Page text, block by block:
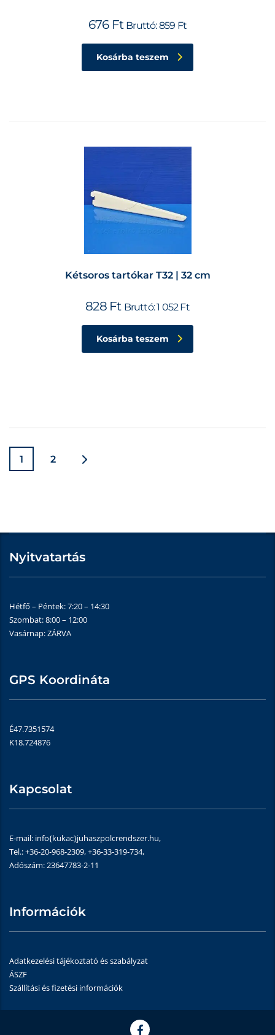
676 Ft Bruttó:859 Ft
Kosárba teszem
Kétsoros tartókar T32 | 32 cm
828 Ft Bruttó:1 052 Ft
Kosárba teszem
1 2
Nyitvatartás
Hétfő – Péntek: 7:20 – 14:30
Szombat: 8:00 – 12:00
Vasárnap: ZÁRVA
GPS Koordináta
É47.7351574
K18.724876
Kapcsolat
E-mail: info{kukac}juhaszpolcrendszer.hu,
Tel.: +36-20-968-2309, +36-33-319-734,
Adószám: 23647783-2-11
Információk
Adatkezelési tájékoztató és szabályzat
ÁSZF
Szállítási és fizetési információk